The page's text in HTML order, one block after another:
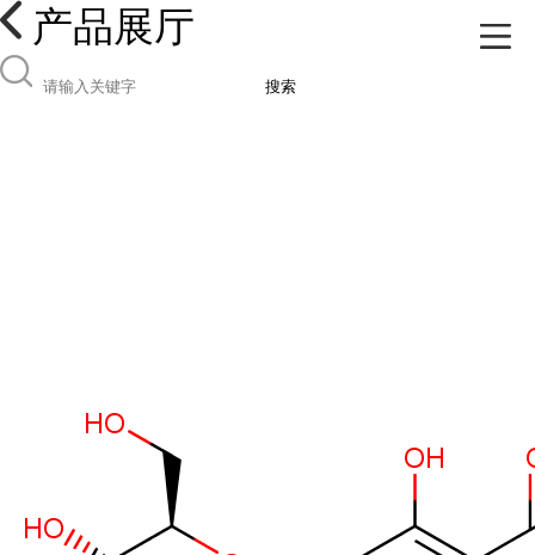
产品展厅
搜索